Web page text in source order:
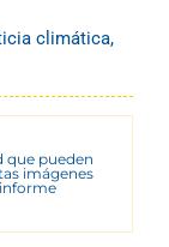
climática,
que pueden
imágenes